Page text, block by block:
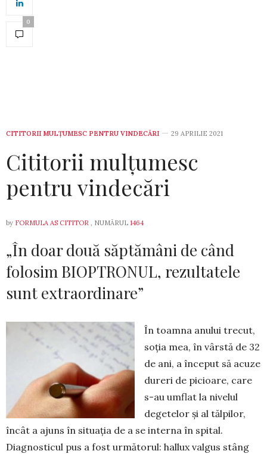
0
CITITORII MULȚUMESC PENTRU VINDECĂRI 29 APRILIE 2021
Cititorii mulțumesc
pentru vindecări
by FORMULA AS CITITOR , NUMĂRUL 1464
„În doar două săptămâni de când
folosim BIOPTRONUL, rezultatele
sunt extraordinare”
În toamna anului trecut,
soția mea, în vârstă de 32
de ani, a început să acuze
dureri de picioare, care
s-au umflat la nivelul
degetelor și al tălpilor,
încât a ajuns în situația de a se interna în spital.
Diagnosticul pus a fost următorul: hallux valgus stâng